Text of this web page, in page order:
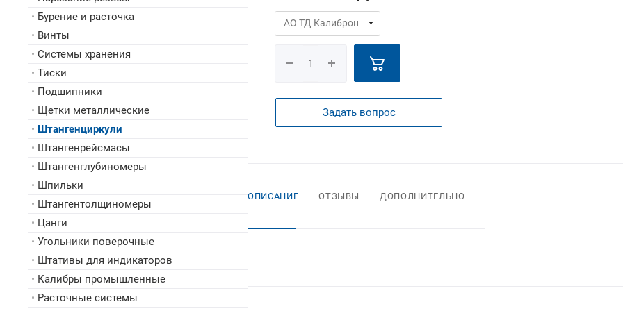
Задать вопрос
ОПИСАНИЕ ОТЗЫВЫ ДОПОЛНИТЕЛЬНО
• Бурение и расточка
• Винты
• Системы хранения
• Тиски
• Подшипники
• Щетки металлические
• Штангенциркули
• Штангенрейсмасы
• Штангенглубиномеры
• Шпильки
• Штангентолщиномеры
• Цанги
• Угольники поверочные
• Штативы для индикаторов
• Калибры промышленные
• Расточные системы